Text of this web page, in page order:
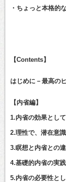
・ちょっと本格的
【Contents】
はじめに－最高の
【内省編】
1.内省の効果とし
2.理性で、潜在意
3.瞑想と内省との
4.基礎的内省の実践
5.内省の必要性と